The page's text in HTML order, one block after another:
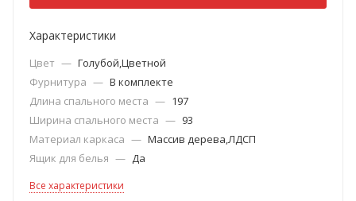
Характеристики
Цвет — Голубой,Цветной
Фурнитура — В комплекте
Длина спального места — 197
Ширина спального места — 93
Материал каркаса — Массив дерева,ЛДСП
Ящик для белья — Да
Все характеристики